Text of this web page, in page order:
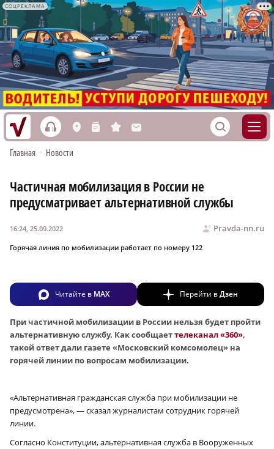
СОЦРЕКЛАМА
h L n s M S
Главная • Новости
Частичная мобилизация в России не
предусматривает альтернативной службы
Pravda-nn.ru
16:24, 25.09.2022
Горячая линия по мобилизации работает по номеру 122
Читайте в MAX Перейти вДзен
При частичной мобилизации в России нельзя будет пройти
альтернативную службу. Как сообщаеттелеканал «360»,
такой ответ дали газете «Московский комсомолец» на
горячей линии по вопросам мобилизации.
«Альтернативная гражданская служба при мобилизации не
предусмотрена», — сказал журналистам сотрудник горячей
линии.
Согласно Конституции, альтернативная служба в Вооруженных